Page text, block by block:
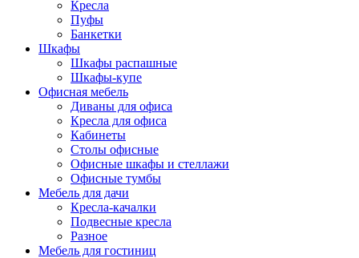
Кресла
Пуфы
Банкетки
Шкафы
Шкафы распашные
Шкафы-купе
Офисная мебель
Диваны для офиса
Кресла для офиса
Кабинеты
Столы офисные
Офисные шкафы и стеллажи
Офисные тумбы
Мебель для дачи
Кресла-качалки
Подвесные кресла
Разное
Мебель для гостиниц